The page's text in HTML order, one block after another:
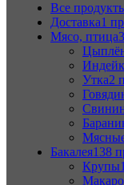
Все
Доставка1
Мясо, птица
Утка2
Бакалея138
Крупы